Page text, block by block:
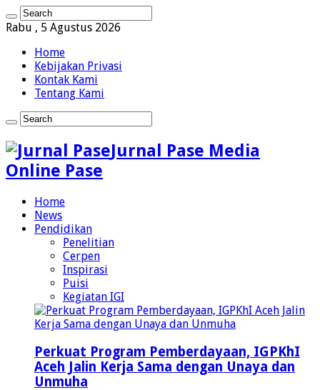
Rabu , 5 Agustus 2026
Home
Kebijakan Privasi
Kontak Kami
Tentang Kami
Jurnal Pase Media
Online Pase
Home
News
Pendidikan
Penelitian
Cerpen
Inspirasi
Puisi
Kegiatan IGI
Perkuat Program Pemberdayaan, IGPKhI
Aceh Jalin Kerja Sama dengan Unaya dan
Unmuha